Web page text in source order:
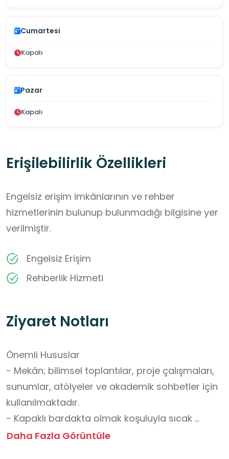
Cumartesi
Kapalı
Pazar
Kapalı
Erişilebilirlik Özellikleri
Engelsiz erişim imkânlarının ve rehber
hizmetlerinin bulunup bulunmadığı bilgisine yer
verilmiştir.
Engelsiz Erişim
Rehberlik Hizmeti
Ziyaret Notları
Önemli Hususlar
- Mekân; bilimsel toplantılar, proje çalışmaları,
sunumlar, atölyeler ve akademik sohbetler için
kullanılmaktadır.
- Kapaklı bardakta olmak koşuluyla sıcak
içecek tüketilebilir. Masa üstünde açık yiyecek
Daha Fazla Görüntüle